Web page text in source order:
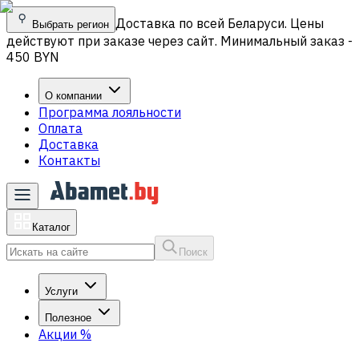
Выбрать регион Доставка по всей Беларуси. Цены
действуют при заказе через сайт. Минимальный заказ -
450 BYN
О компании
Программа лояльности
Оплата
Доставка
Контакты
Каталог
Поиск
Услуги
Полезное
Акции %